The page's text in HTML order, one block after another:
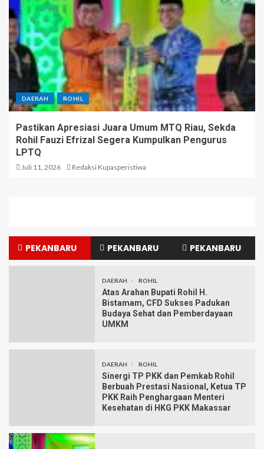
DAERAH ROHIL
Pastikan Apresiasi Juara Umum MTQ Riau, Sekda
Rohil Fauzi Efrizal Segera Kumpulkan Pengurus
LPTQ
Juli 11, 2026 Redaksi Kupasperistiwa
PEKANBARU PEKANBARU PEKANBARU
DAERAH ROHIL
Atas Arahan Bupati Rohil H.
Bistamam, CFD Sukses Padukan
Budaya Sehat dan Pemberdayaan
UMKM
DAERAH ROHIL
Sinergi TP PKK dan Pemkab Rohil
Berbuah Prestasi Nasional, Ketua TP
PKK Raih Penghargaan Menteri
Kesehatan di HKG PKK Makassar